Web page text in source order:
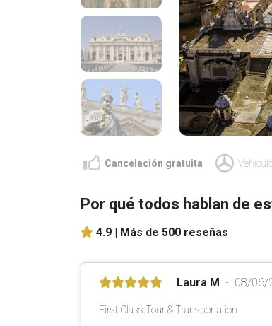
Cancelación gratuita
Por qué todos hablan de
4.9 | Más de 500 reseñas
Laura M 08/06/
First Class Tour & Transportation